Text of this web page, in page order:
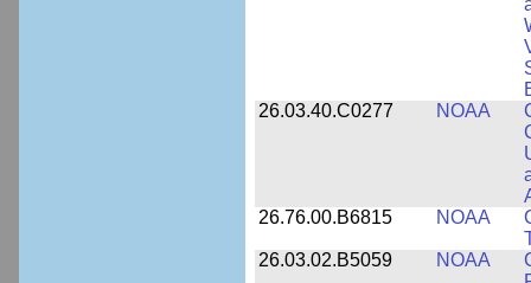
26.03.40.C0277
NOAA
26.76.00.B6815
NOAA
26.03.02.B5059
NOAA